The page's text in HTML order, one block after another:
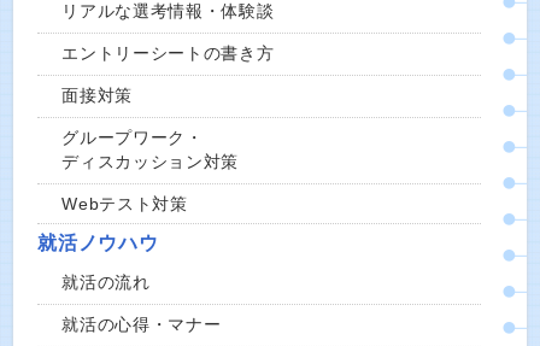
リアルな選考情報・体験談
エントリーシートの書き方
面接対策
グループワーク・
ディスカッション対策
Webテスト対策
就活ノウハウ
就活の流れ
就活の心得・マナー